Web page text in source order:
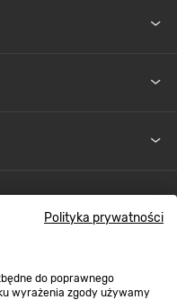
Polityka prywatności
do poprawnego
wyrażenia zgody używamy